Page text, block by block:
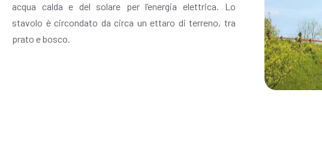
acqua calda e del solare per l’energia elettrica. Lo
stavolo è circondato da circa un ettaro di terreno, tra
prato e bosco.